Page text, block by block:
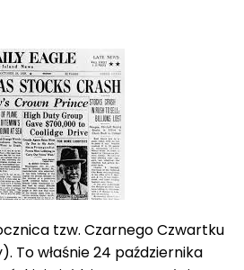
tzw. Czarnego Czwartku
To właśnie 24 października